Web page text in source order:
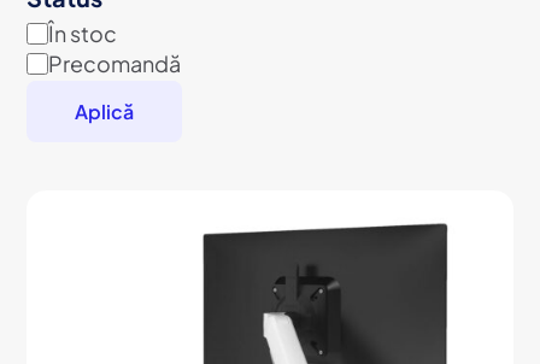
Disponibilitate
În stoc
Precomandă
Aplică